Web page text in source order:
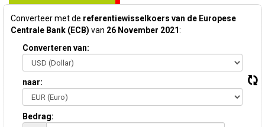
Converteer met de referentiewisselkoers van de Europese
Centrale Bank (ECB) van 26 November 2021:
Converteren van:
naar:
Bedrag: